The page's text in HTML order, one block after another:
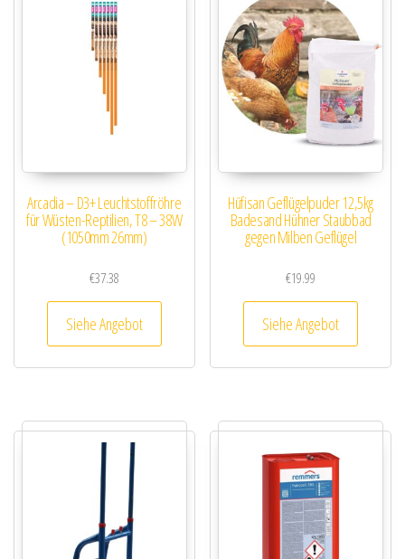
Arcadia – D3+ Leuchtstoffröhre
für Wüsten-Reptilien, T8 – 38W
(1050mm 26mm)
€37.38
Siehe Angebot
Hüfisan Geflügelpuder 12,5kg
Badesand Hühner Staubbad
gegen Milben Geflügel
€19.99
Siehe Angebot